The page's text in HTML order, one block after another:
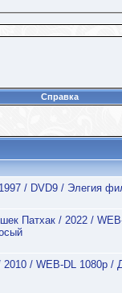
Справка
/ DVD9 / Элегия
Патхак / 2022 /
/ WEB-DL 1080p /